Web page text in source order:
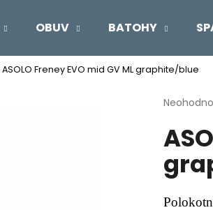
OBUV BATOHY
ASOLO Freney EVO mid GV ML graphite/blue
Průměrné
produktu
je
z
5
hvězdiček.
Co potřebujete najít?